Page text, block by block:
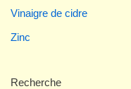
Vinaigre de cidre
Zinc
Recherche